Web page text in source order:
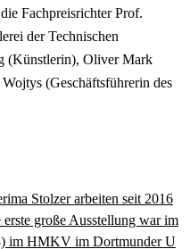
Fachpreisrichter Prof.
der Technischen
(Künstlerin), Oliver Mark
(Geschäftsführerin des
Stolzer arbeiten seit 2016
große Ausstellung war im
im HMKV im Dortmunder U